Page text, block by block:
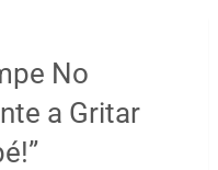
No
a Gritar